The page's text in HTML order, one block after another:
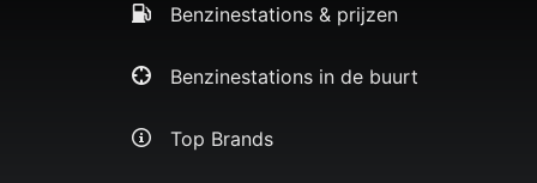
Benzinestations & prijzen
Benzinestations in de buurt
Top Brands